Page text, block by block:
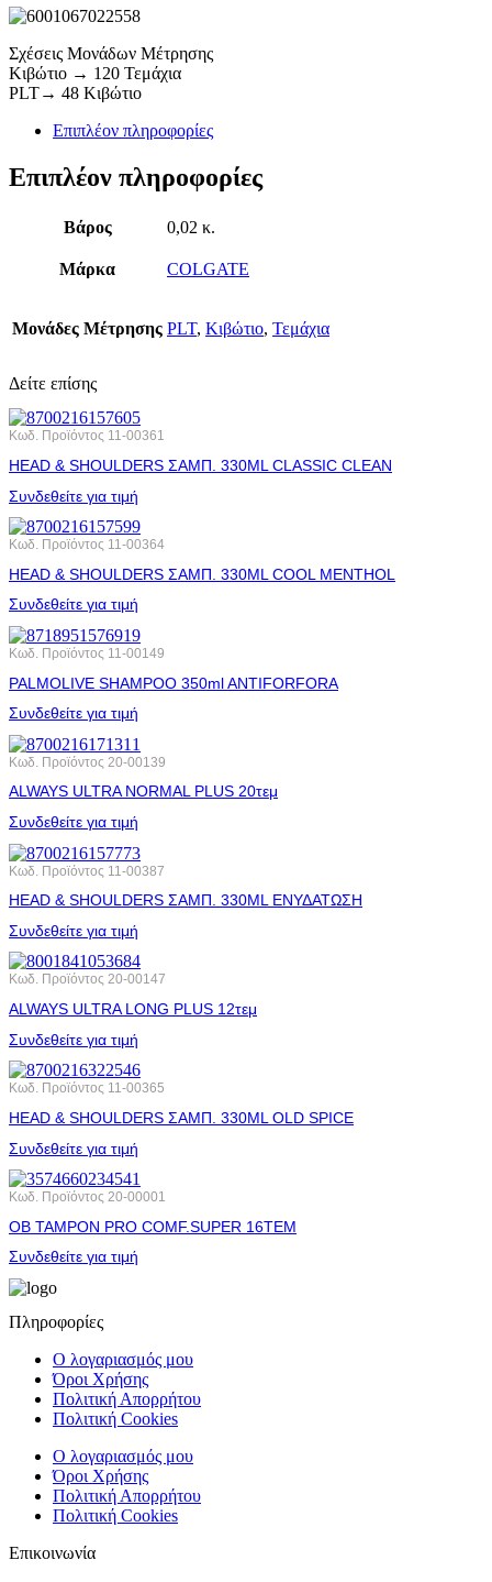
Σχέσεις Μονάδων Μέτρησης
Κιβώτιο → 120 Τεμάχια
PLT→ 48 Κιβώτιο
Επιπλέον πληροφορίες
Επιπλέον πληροφορίες
Βάρος 0,02 κ.
Μάρκα COLGATE
Μονάδες Μέτρησης PLT, Κιβώτιο, Τεμάχια
Δείτε επίσης
Κωδ. Προϊόντος 11-00361
HEAD & SHOULDERS ΣΑΜΠ. 330ML CLASSIC CLEAN
Συνδεθείτε για τιμή
Κωδ. Προϊόντος 11-00364
HEAD & SHOULDERS ΣΑΜΠ. 330ML COOL MENTHOL
Συνδεθείτε για τιμή
Κωδ. Προϊόντος 11-00149
PALMOLIVE SHAMPOO 350ml ANTIFORFORA
Συνδεθείτε για τιμή
Κωδ. Προϊόντος 20-00139
ALWAYS ULTRA NORMAL PLUS 20τεμ
Συνδεθείτε για τιμή
Κωδ. Προϊόντος 11-00387
HEAD & SHOULDERS ΣΑΜΠ. 330ML ΕΝΥΔΑΤΩΣΗ
Συνδεθείτε για τιμή
Κωδ. Προϊόντος 20-00147
ALWAYS ULTRA LONG PLUS 12τεμ
Συνδεθείτε για τιμή
Κωδ. Προϊόντος 11-00365
HEAD & SHOULDERS ΣΑΜΠ. 330ML OLD SPICE
Συνδεθείτε για τιμή
Κωδ. Προϊόντος 20-00001
OB ΤΑΜΡΟΝ PRO COMF.SUPER 16ΤΕΜ
Συνδεθείτε για τιμή
Πληροφορίες
Ο λογαριασμός μου
Όροι Χρήσης
Πολιτική Απορρήτου
Πολιτική Cookies
Ο λογαριασμός μου
Όροι Χρήσης
Πολιτική Απορρήτου
Πολιτική Cookies
Επικοινωνία